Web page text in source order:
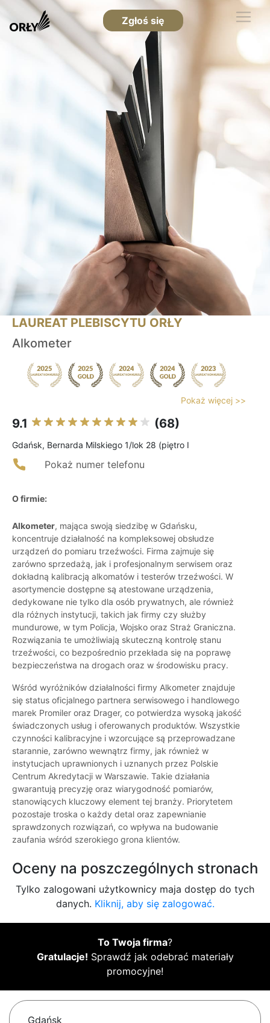
Zgłoś się
LAUREAT PLEBISCYTU ORŁY
Alkometer
Pokaż więcej >>
9.1 (68)
Gdańsk, Bernarda Milskiego 1/lok 28 (piętro I
Pokaż numer telefonu
O firmie:
Alkometer, mająca swoją siedzibę w Gdańsku,
koncentruje działalność na kompleksowej obsłudze
urządzeń do pomiaru trzeźwości. Firma zajmuje się
zarówno sprzedażą, jak i profesjonalnym serwisem oraz
dokładną kalibracją alkomatów i testerów trzeźwości. W
asortymencie dostępne są atestowane urządzenia,
dedykowane nie tylko dla osób prywatnych, ale również
dla różnych instytucji, takich jak firmy czy służby
mundurowe, w tym Policja, Wojsko oraz Straż Graniczna.
Rozwiązania te umożliwiają skuteczną kontrolę stanu
trzeźwości, co bezpośrednio przekłada się na poprawę
bezpieczeństwa na drogach oraz w środowisku pracy.
Wśród wyróżników działalności firmy Alkometer znajduje
się status oficjalnego partnera serwisowego i handlowego
marek Promiler oraz Drager, co potwierdza wysoką jakość
świadczonych usług i oferowanych produktów. Wszystkie
czynności kalibracyjne i wzorcujące są przeprowadzane
starannie, zarówno wewnątrz firmy, jak również w
instytucjach uprawnionych i uznanych przez Polskie
Centrum Akredytacji w Warszawie. Takie działania
gwarantują precyzję oraz wiarygodność pomiarów,
stanowiących kluczowy element tej branży. Priorytetem
pozostaje troska o każdy detal oraz zapewnianie
sprawdzonych rozwiązań, co wpływa na budowanie
zaufania wśród szerokiego grona klientów.
Oceny na poszczególnych stronach
Tylko zalogowani użytkownicy maja dostęp do tych
danych. Kliknij, aby się zalogować.
To Twoja firma?
Gratulacje! Sprawdź jak odebrać materiały
promocyjne!
Gdańsk